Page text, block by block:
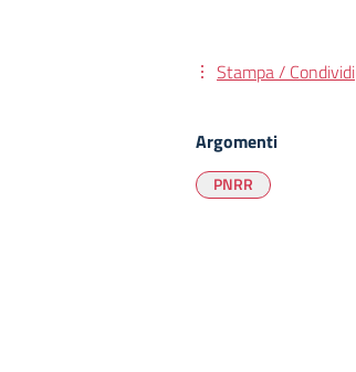
Stampa / Condividi
Argomenti
PNRR